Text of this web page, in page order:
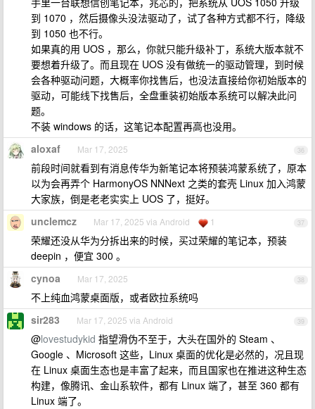
到 1070 ，然后摄像头没法驱动了，试了各种方式都不行，降级
到 1050 也不行。
如果真的用 UOS ，那么，你就只能升级补丁，系统大版本就不
要想着升级了。而且现在 UOS 没有做统一的驱动管理，到时候
会各种驱动问题，大概率你找售后，也没法直接给你初始版本的
驱动，可能线下找售后，全盘重装初始版本系统可以解决此问
题。
不装 windows 的话，这笔记本配置再高也没用。
36
aloxaf Mar 17, 2025
前段时间就看到有消息传华为新笔记本将预装鸿蒙系统了，原本
以为会再弄个 HarmonyOS NNNext 之类的套壳 Linux 加入鸿蒙
大家族，倒是老老实实上 UOS 了，挺好。
37
unclemcz Mar 17, 2025 via Android 1
荣耀还没从华为分拆出来的时候，买过荣耀的笔记本，预装
deepin ，便宜 300 。
38
cynoa Mar 17, 2025
不上纯血鸿蒙桌面版，或者欧拉系统吗
39
sir283 Mar 17, 2025 via Android
@lovestudykid 指望滑伪不至于，大头在国外的 Steam 、
Google 、Microsoft 这些，Linux 桌面的优化是必然的，况且现
在 Linux 桌面生态也是丰富了起来，而且国家也在推进这种生态
构建，像腾讯、金山系软件，都有 Linux 端了，甚至 360 都有
Linux 端了。